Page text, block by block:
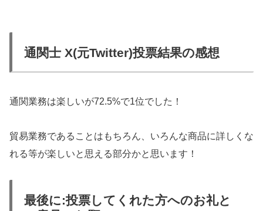
通関士 X(元Twitter)投票結果の感想
通関業務は楽しいが72.5%で1位でした！
貿易業務であることはもちろん、いろんな商品に詳しくな
れる等が楽しいと思える部分かと思います！
最後に:投票してくれた方へのお礼と